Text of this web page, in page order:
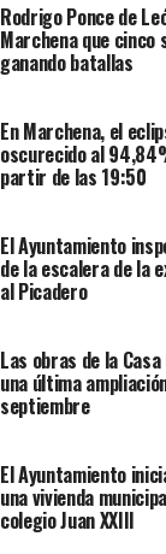
Rodrigo Ponce de
Marchena que
ganando batallas
En Marchena, el
oscurecido al
partir de las 19:50
El Ayuntamiento
de la escalera de la
al Picadero
Las obras de la
una última
septiembre
El Ayuntamiento
una vivienda
colegio Juan XXIII